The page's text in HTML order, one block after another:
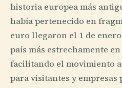
historia europea más
había pertenecido en
euro llegaron el 1 de
país más estrechamente
facilitando el movimiento
para visitantes y empresas